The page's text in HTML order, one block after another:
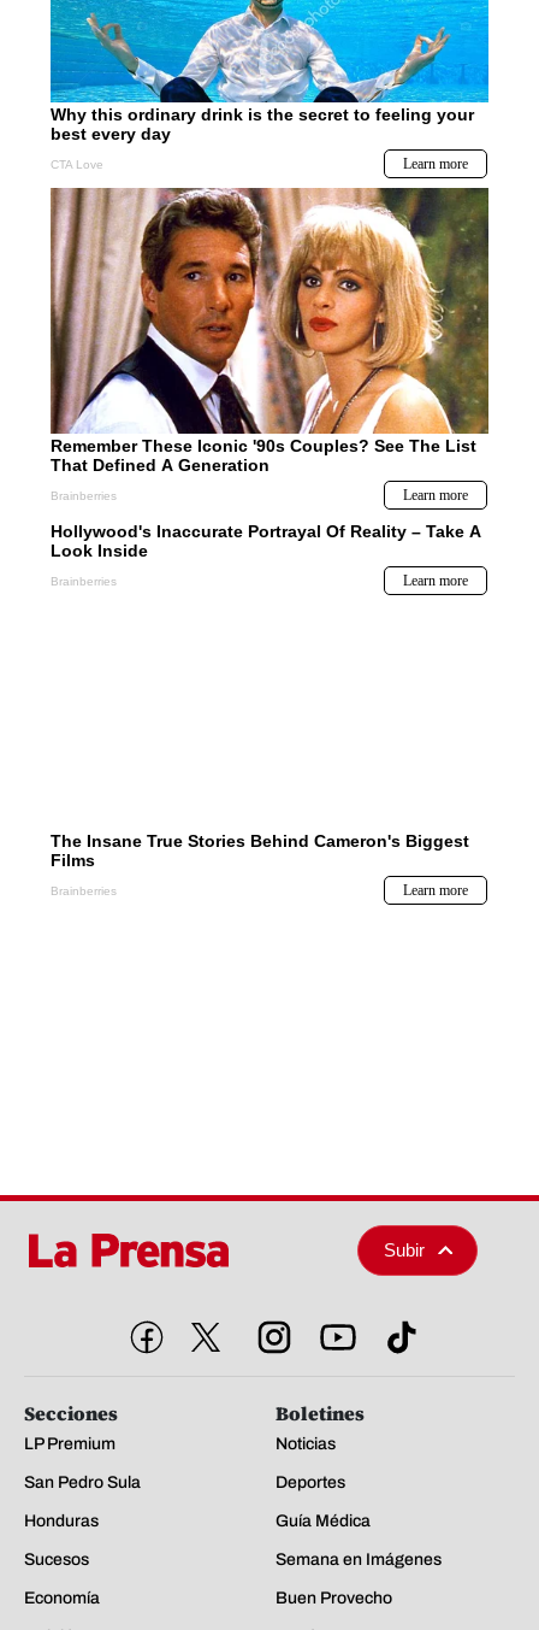
Subir
Secciones
LP Premium
San Pedro Sula
Honduras
Sucesos
Economía
Boletines
Noticias
Deportes
Guía Médica
Semana en Imágenes
Buen Provecho